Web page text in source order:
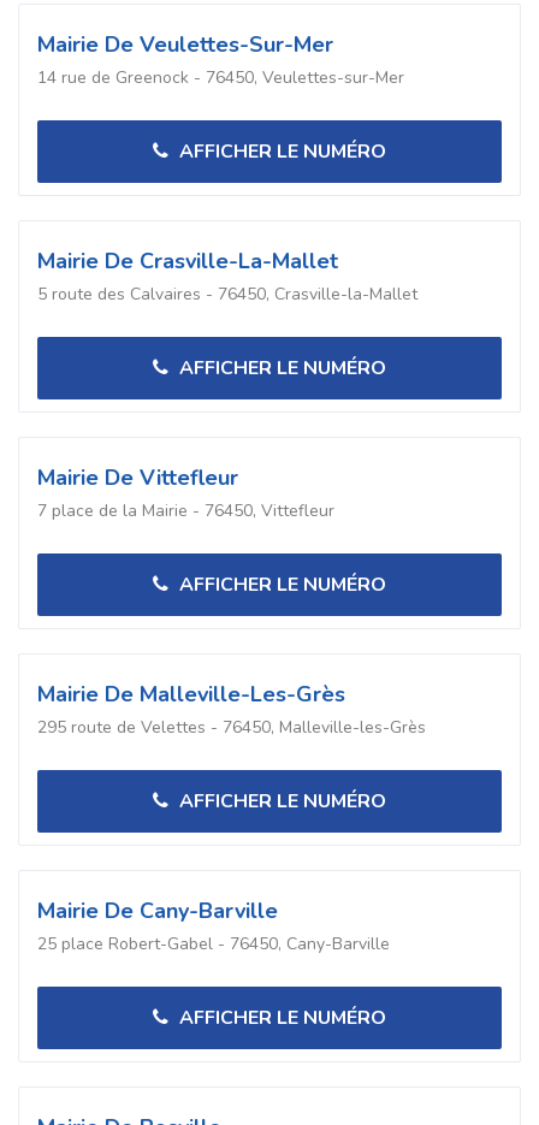
Mairie De Veulettes-Sur-Mer
14 rue de Greenock - 76450, Veulettes-sur-Mer
AFFICHER LE NUMÉRO
Mairie De Crasville-La-Mallet
5 route des Calvaires - 76450, Crasville-la-Mallet
AFFICHER LE NUMÉRO
Mairie De Vittefleur
7 place de la Mairie - 76450, Vittefleur
AFFICHER LE NUMÉRO
Mairie De Malleville-Les-Grès
295 route de Velettes - 76450, Malleville-les-Grès
AFFICHER LE NUMÉRO
Mairie De Cany-Barville
25 place Robert-Gabel - 76450, Cany-Barville
AFFICHER LE NUMÉRO